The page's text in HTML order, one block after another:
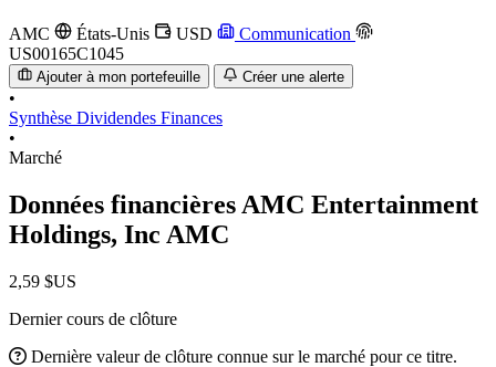
AMC États-Unis USD
Communication
US00165C1045
Ajouter à mon portefeuille Créer une alerte
•
Synthèse Dividendes Finances
•
Marché
Données financières AMC Entertainment
Holdings, Inc AMC
2,59 $US
Dernier cours de clôture
Dernière valeur de clôture connue sur le marché pour ce titre.